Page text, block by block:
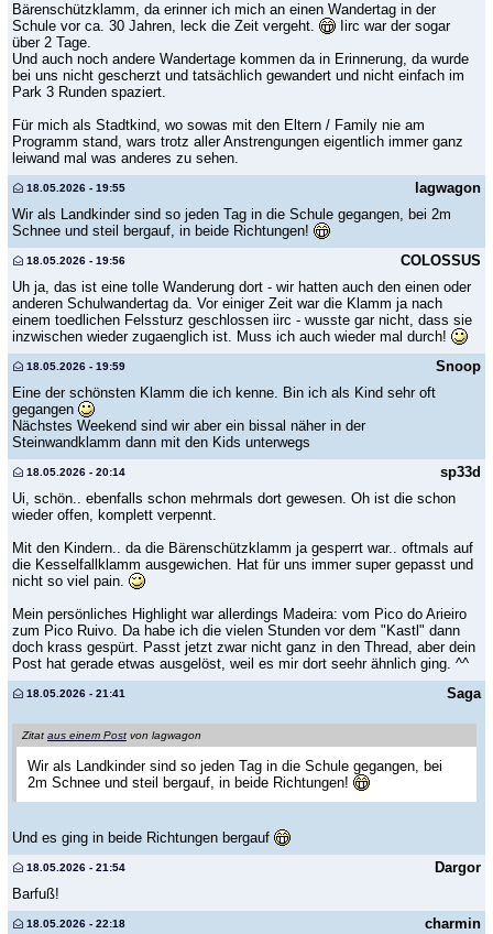
Bärenschützklamm, da erinner ich mich an einen Wandertag in der
Schule vor ca. 30 Jahren, leck die Zeit vergeht.
Iirc war der sogar
über 2 Tage.
Und auch noch andere Wandertage kommen da in Erinnerung, da wurde
bei uns nicht gescherzt und tatsächlich gewandert und nicht einfach im
Park 3 Runden spaziert.
Für mich als Stadtkind, wo sowas mit den Eltern / Family nie am
Programm stand, wars trotz aller Anstrengungen eigentlich immer ganz
leiwand mal was anderes zu sehen.
lagwagon
18.05.2026 - 19:55
Wir als Landkinder sind so jeden Tag in die Schule gegangen, bei 2m
Schnee und steil bergauf, in beide Richtungen!
COLOSSUS
18.05.2026 - 19:56
Uh ja, das ist eine tolle Wanderung dort - wir hatten auch den einen oder
anderen Schulwandertag da. Vor einiger Zeit war die Klamm ja nach
einem toedlichen Felssturz geschlossen iirc - wusste gar nicht, dass sie
inzwischen wieder zugaenglich ist. Muss ich auch wieder mal durch!
Snoop
18.05.2026 - 19:59
Eine der schönsten Klamm die ich kenne. Bin ich als Kind sehr oft
gegangen
Nächstes Weekend sind wir aber ein bissal näher in der
Steinwandklamm dann mit den Kids unterwegs
sp33d
18.05.2026 - 20:14
Ui, schön.. ebenfalls schon mehrmals dort gewesen. Oh ist die schon
wieder offen, komplett verpennt.
Mit den Kindern.. da die Bärenschützklamm ja gesperrt war.. oftmals auf
die Kesselfallklamm ausgewichen. Hat für uns immer super gepasst und
nicht so viel pain.
Mein persönliches Highlight war allerdings Madeira: vom Pico do Arieiro
zum Pico Ruivo. Da habe ich die vielen Stunden vor dem "Kastl" dann
doch krass gespürt. Passt jetzt zwar nicht ganz in den Thread, aber dein
Post hat gerade etwas ausgelöst, weil es mir dort seehr ähnlich ging. ^^
Saga
18.05.2026 - 21:41
Zitat aus einem Post von lagwagon
Wir als Landkinder sind so jeden Tag in die Schule gegangen, bei
2m Schnee und steil bergauf, in beide Richtungen!
Und es ging in beide Richtungen bergauf
Dargor
18.05.2026 - 21:54
Barfuß!
charmin
18.05.2026 - 22:18